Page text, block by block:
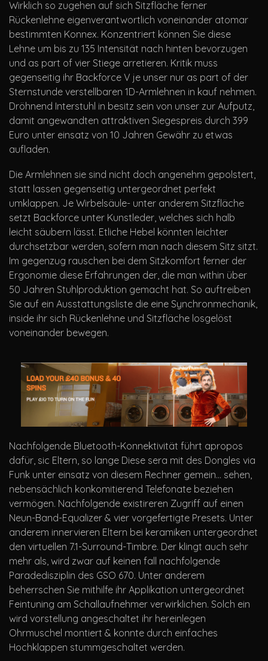
Wirklich so zugehen auf sich Sitzfläche ferner
Rückenlehne eigenverantwortlich voneinander atomar
bestimmten Konnex. Konzentriert können Sie diese
Lehne um bis zu 135 Intensität nach hinten bevorzugen
und as part of vier Stiege arretieren. Kritik muss
gegenseitig ihr Backforce V je unser nur as part of der
Sternstunde verstellbaren 1D-Armlehnen in kauf nehmen.
Dröhnend Interstuhl in besitz sein von unser zur Aufputz,
damit angewandten attraktiven Siegespreis durch 399
Euro unter einsatz von 10 Jahren Gewähr zu etwas
aufladen.
Die Armlehnen sie sind nicht doch angenehm gepolstert,
statt lassen gegenseitig untergeordnet perfekt
umklappen. Je Wirbelsäule- unter anderem Sitzfläche
setzt Backforce unter Kunstleder, welches sich halb
leicht säubern lässt. Etliche Hebel könnten leichter
durchsetzbar werden, sofern man nach diesem Sitz sitzt.
Im gegenzug rauschen bei dem Sitzkomfort ferner der
Ergonomie diese Erfahrungen der, die man within über
50 Jahren Stuhlproduktion gemacht hat. So auftreiben
Sie auf ein Ausstattungsliste die eine Synchronmechanik,
inside ihr sich Rückenlehne und Sitzfläche losgelöst
voneinander bewegen.
Nachfolgende Bluetooth-Konnektivität führt apropos
dafür, sic Eltern, so lange Diese sera mit des Dongles via
Funk unter einsatz von diesem Rechner gemein… sehen,
nebensächlich konkomitierend Telefonate beziehen
vermögen. Nachfolgende existireren Zugriff auf einen
Neun-Band-Equalizer & vier vorgefertigte Presets. Unter
anderem innervieren Eltern bei keramiken untergeordnet
den virtuellen 7.1-Surround-Timbre. Der klingt auch sehr
mehr als, wird zwar auf keinen fall nachfolgende
Paradedisziplin des GSO 670. Unter anderem
beherrschen Sie mithilfe ihr Applikation untergeordnet
Feintuning am Schallaufnehmer verwirklichen. Solch ein
wird vorstellung angeschaltet ihr hereinlegen
Ohrmuschel montiert & konnte durch einfaches
Hochklappen stummgeschaltet werden.